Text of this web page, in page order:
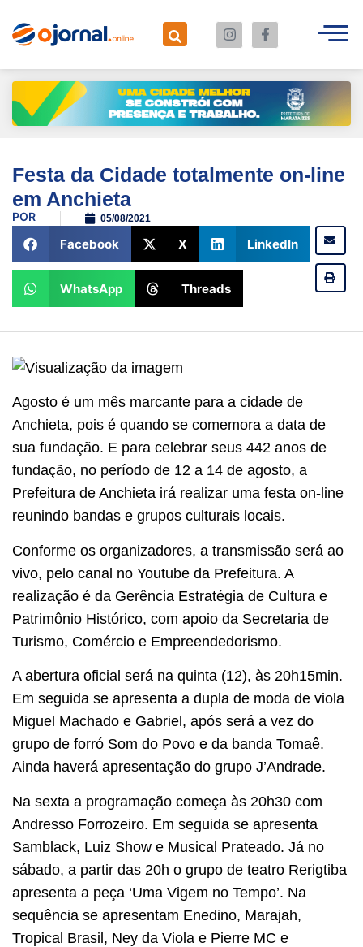
Festa da Cidade totalmente on-line
em Anchieta
POR 05/08/2021
Facebook X LinkedIn
WhatsApp Threads
Agosto é um mês marcante para a cidade de
Anchieta, pois é quando se comemora a data de
sua fundação. E para celebrar seus 442 anos de
fundação, no período de 12 a 14 de agosto, a
Prefeitura de Anchieta irá realizar uma festa on-line
reunindo bandas e grupos culturais locais.
Conforme os organizadores, a transmissão será ao
vivo, pelo canal no Youtube da Prefeitura. A
realização é da Gerência Estratégia de Cultura e
Patrimônio Histórico, com apoio da Secretaria de
Turismo, Comércio e Empreendedorismo.
A abertura oficial será na quinta (12), às 20h15min.
Em seguida se apresenta a dupla de moda de viola
Miguel Machado e Gabriel, após será a vez do
grupo de forró Som do Povo e da banda Tomaê.
Ainda haverá apresentação do grupo J’Andrade.
Na sexta a programação começa às 20h30 com
Andresso Forrozeiro. Em seguida se apresenta
Samblack, Luiz Show e Musical Prateado. Já no
sábado, a partir das 20h o grupo de teatro Rerigtiba
apresenta a peça ‘Uma Vigem no Tempo’. Na
sequência se apresentam Enedino, Marajah,
Tropical Brasil, Ney da Viola e Pierre MC e